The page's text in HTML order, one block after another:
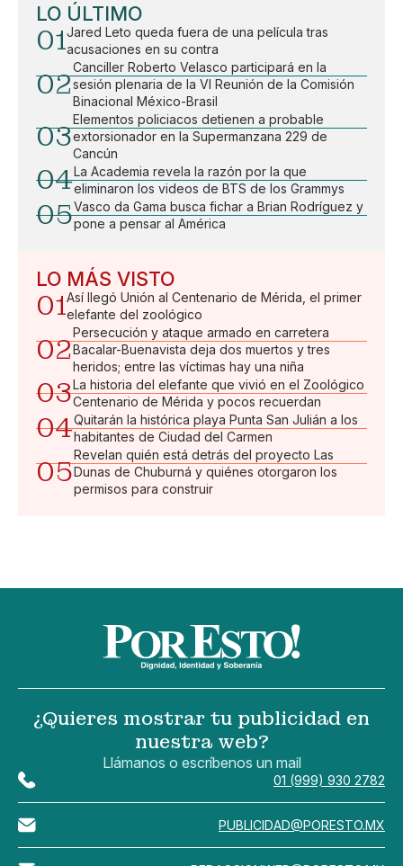
LO ÚLTIMO
01Jared Leto queda fuera de una película tras
acusaciones en su contra
02
Canciller Roberto Velasco participará en la
sesión plenaria de la VI Reunión de la Comisión
Binacional México-Brasil
03
Elementos policiacos detienen a probable
extorsionador en la Supermanzana 229 de
Cancún
04La Academia revela la razón por la que
eliminaron los videos de BTS de los Grammys
05Vasco da Gama busca fichar a Brian Rodríguez y
pone a pensar al América
LO MÁS VISTO
01Así llegó Unión al Centenario de Mérida, el primer
elefante del zoológico
02
Persecución y ataque armado en carretera
Bacalar-Buenavista deja dos muertos y tres
heridos; entre las víctimas hay una niña
03La historia del elefante que vivió en el Zoológico
Centenario de Mérida y pocos recuerdan
04Quitarán la histórica playa Punta San Julián a los
habitantes de Ciudad del Carmen
05
Revelan quién está detrás del proyecto Las
Dunas de Chuburná y quiénes otorgaron los
permisos para construir
¿Quieres mostrar tu publicidad en
nuestra web?
Llámanos o escríbenos un mail
01 (999) 930 2782
PUBLICIDAD@PORESTO.MX